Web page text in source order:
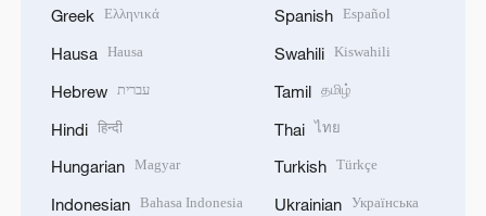
Greek Ελληνικά
Hausa Hausa
Hebrew עברית
Hindi हिन्दी
Hungarian Magyar
Indonesian Bahasa Indonesia
Spanish Español
Swahili Kiswahili
Tamil தமிழ்
Thai ไทย
Turkish Türkçe
Ukrainian Українська